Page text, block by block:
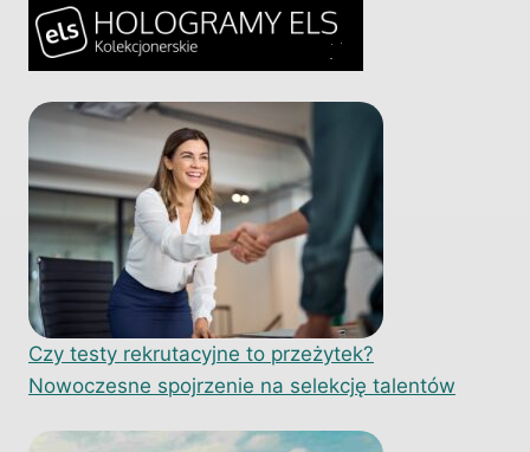
Czy testy rekrutacyjne to przeżytek?
Nowoczesne spojrzenie na selekcję talentów